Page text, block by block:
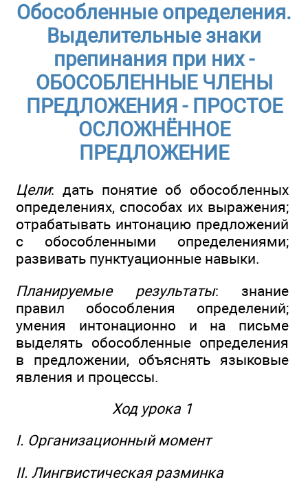
Обособленные определения.
Выделительные знаки
препинания при них -
ОБОСОБЛЕННЫЕ ЧЛЕНЫ
ПРЕДЛОЖЕНИЯ - ПРОСТОЕ
ОСЛОЖНЁННОЕ
ПРЕДЛОЖЕНИЕ
Цели: дать понятие об обособленных
определениях, способах их выражения;
отрабатывать интонацию предложений
с обособленными определениями;
развивать пунктуационные навыки.
Планируемые результаты: знание
правил обособления определений;
умения интонационно и на письме
выделять обособленные определения
в предложении, объяснять языковые
явления и процессы.
Ход урока 1
I. Организационный момент
II. Лингвистическая разминка